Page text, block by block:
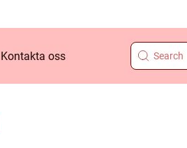
Kontakta oss